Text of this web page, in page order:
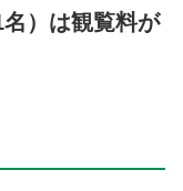
）は観覧料が